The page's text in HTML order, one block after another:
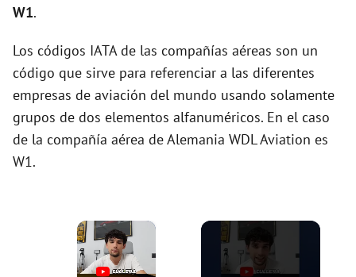
W1.
Los códigos IATA de las compañías aéreas son un
código que sirve para referenciar a las diferentes
empresas de aviación del mundo usando solamente
grupos de dos elementos alfanuméricos. En el caso
de la compañía aérea de Alemania WDL Aviation es
W1.
×